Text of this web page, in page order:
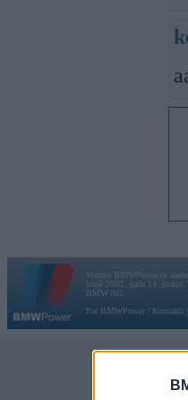
Vortāls BMWPower.lv
kopš 2002. gada 14. maija.
BMW AG.
Par BMWPower
Kontakti